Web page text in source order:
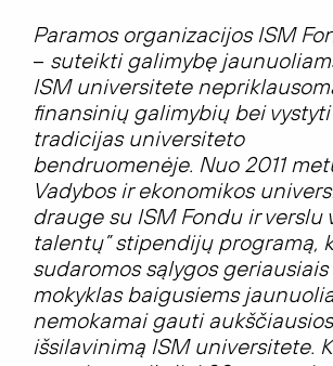
Paramos organizacijos ISM
– suteikti galimybę
ISM universitete
finansinių galimybių bei
tradicijas universiteto
bendruomenėje. Nuo 2011
Vadybos ir ekonomikos
drauge su ISM Fondu ir verslu
talentų” stipendijų programą,
sudaromos sąlygos
mokyklas baigusiems
nemokamai gauti
išsilavinimą ISM universitete.